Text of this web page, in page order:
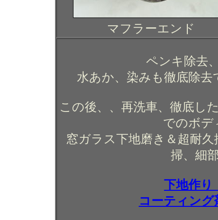
マフラーエンド
ペンキ除去
水あか、染みも徹底除
この後、、再洗車、徹底し
でのボデ
窓ガラス下地磨き＆超耐
掃、細
下地作り
コーティン